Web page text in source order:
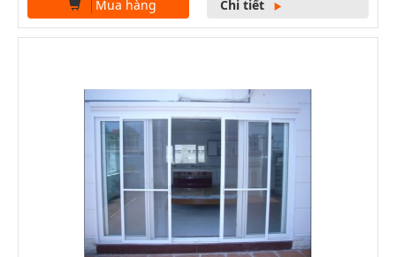
Mua hàng Chi tiết